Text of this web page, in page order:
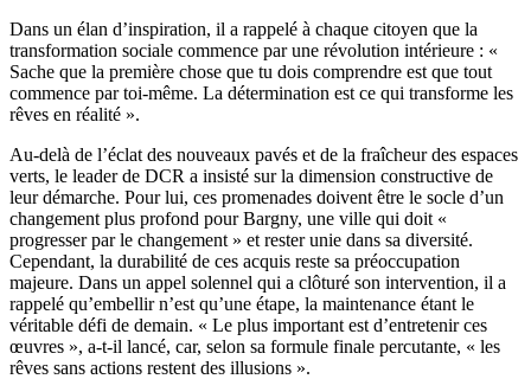
Dans un élan d’inspiration, il a rappelé à chaque citoyen que la
transformation sociale commence par une révolution intérieure : «
Sache que la première chose que tu dois comprendre est que tout
commence par toi-même. La détermination est ce qui transforme les
rêves en réalité ».
Au-delà de l’éclat des nouveaux pavés et de la fraîcheur des espaces
verts, le leader de DCR a insisté sur la dimension constructive de
leur démarche. Pour lui, ces promenades doivent être le socle d’un
changement plus profond pour Bargny, une ville qui doit «
progresser par le changement » et rester unie dans sa diversité.
Cependant, la durabilité de ces acquis reste sa préoccupation
majeure. Dans un appel solennel qui a clôturé son intervention, il a
rappelé qu’embellir n’est qu’une étape, la maintenance étant le
véritable défi de demain. « Le plus important est d’entretenir ces
œuvres », a-t-il lancé, car, selon sa formule finale percutante, « les
rêves sans actions restent des illusions ».